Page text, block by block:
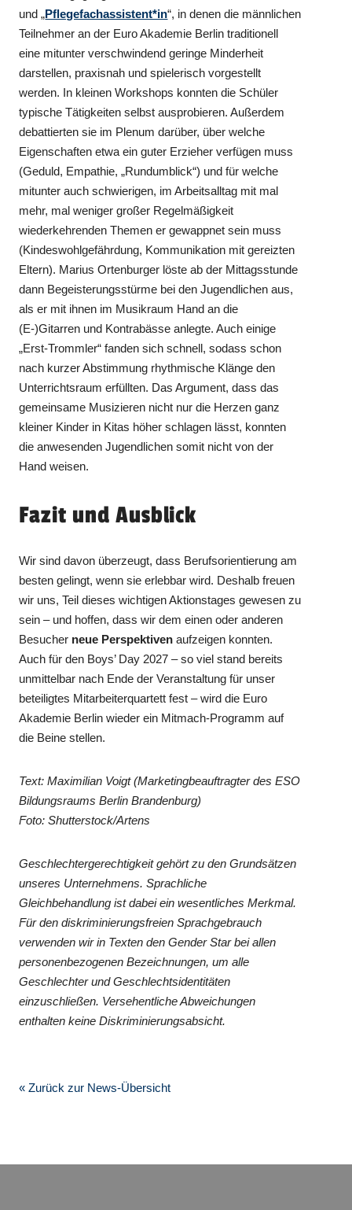
und „Pflegefachassistent*in“, in denen die männlichen
Teilnehmer an der Euro Akademie Berlin traditionell
eine mitunter verschwindend geringe Minderheit
darstellen, praxisnah und spielerisch vorgestellt
werden. In kleinen Workshops konnten die Schüler
typische Tätigkeiten selbst ausprobieren. Außerdem
debattierten sie im Plenum darüber, über welche
Eigenschaften etwa ein guter Erzieher verfügen muss
(Geduld, Empathie, „Rundumblick“) und für welche
mitunter auch schwierigen, im Arbeitsalltag mit mal
mehr, mal weniger großer Regelmäßigkeit
wiederkehrenden Themen er gewappnet sein muss
(Kindeswohlgefährdung, Kommunikation mit gereizten
Eltern). Marius Ortenburger löste ab der Mittagsstunde
dann Begeisterungsstürme bei den Jugendlichen aus,
als er mit ihnen im Musikraum Hand an die
(E-)Gitarren und Kontrabässe anlegte. Auch einige
„Erst-Trommler“ fanden sich schnell, sodass schon
nach kurzer Abstimmung rhythmische Klänge den
Unterrichtsraum erfüllten. Das Argument, dass das
gemeinsame Musizieren nicht nur die Herzen ganz
kleiner Kinder in Kitas höher schlagen lässt, konnten
die anwesenden Jugendlichen somit nicht von der
Hand weisen.
Fazit und Ausblick
Wir sind davon überzeugt, dass Berufsorientierung am
besten gelingt, wenn sie erlebbar wird. Deshalb freuen
wir uns, Teil dieses wichtigen Aktionstages gewesen zu
sein – und hoffen, dass wir dem einen oder anderen
Besucher neue Perspektiven aufzeigen konnten.
Auch für den Boys’ Day 2027 – so viel stand bereits
unmittelbar nach Ende der Veranstaltung für unser
beteiligtes Mitarbeiterquartett fest – wird die Euro
Akademie Berlin wieder ein Mitmach-Programm auf
die Beine stellen.
Text: Maximilian Voigt (Marketingbeauftragter des ESO
Bildungsraums Berlin Brandenburg)
Foto: Shutterstock/Artens
Geschlechtergerechtigkeit gehört zu den Grundsätzen
unseres Unternehmens. Sprachliche
Gleichbehandlung ist dabei ein wesentliches Merkmal.
Für den diskriminierungsfreien Sprachgebrauch
verwenden wir in Texten den Gender Star bei allen
personenbezogenen Bezeichnungen, um alle
Geschlechter und Geschlechtsidentitäten
einzuschließen. Versehentliche Abweichungen
enthalten keine Diskriminierungsabsicht.
« Zurück zur News-Übersicht